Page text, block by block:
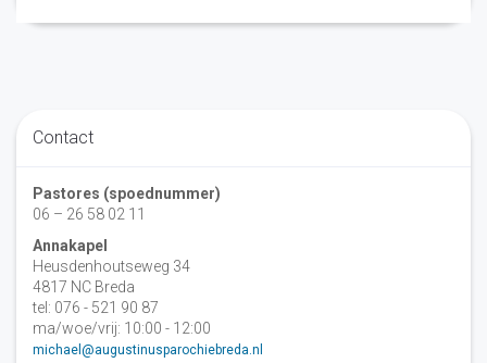
Contact
Pastores (spoednummer)
06 – 26 58 02 11
Annakapel
Heusdenhoutseweg 34
4817 NC Breda
tel: 076 - 521 90 87
ma/woe/vrij: 10:00 - 12:00
michael@augustinusparochiebreda.nl